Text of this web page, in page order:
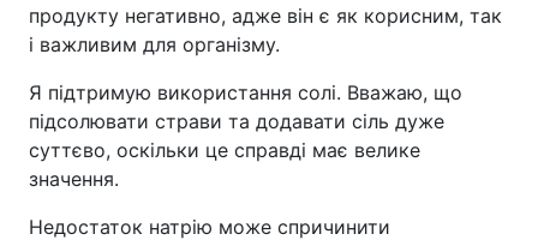
продукту негативно, адже він є як корисним, так
і важливим для організму.
Я підтримую використання солі. Вважаю, що
підсолювати страви та додавати сіль дуже
суттєво, оскільки це справді має велике
значення.
Недостаток натрію може спричинити